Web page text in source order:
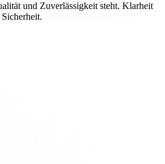
und Zuverlässigkeit steht. Klarheit